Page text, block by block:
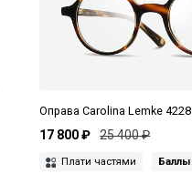
Оправа Carolina Lemke 4228
17 800 ₽ 25 400 ₽
Плати частями Баллы